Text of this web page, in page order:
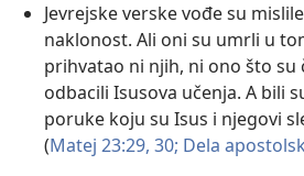
Jevrejske verske vođe su
naklonost. Ali oni su umrli u
prihvatao ni njih, ni ono što su
odbacili Isusova učenja. A bili
poruke koju su Isus i njegovi
(Matej 23:29, 30; Dela